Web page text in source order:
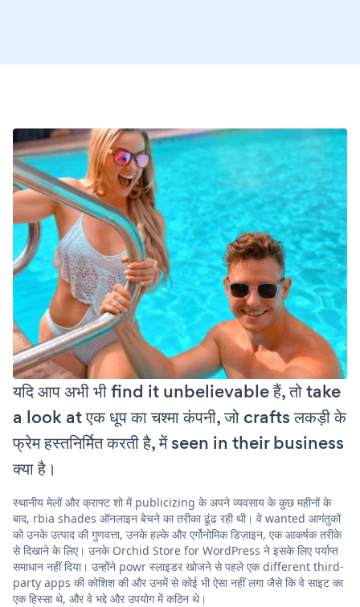
यदि आप अभी भी find it unbelievable हैं, तो take
a look at एक धूप का चश्मा कंपनी, जो crafts लकड़ी के
फ्रेम हस्तनिर्मित करती है, में seen in their business
क्या है।
स्थानीय मेलों और क्राफ्ट शो में publicizing के अपने व्यवसाय के कुछ महीनों के
बाद, rbia shades ऑनलाइन बेचने का तरीका ढूंढ रही थी। वे wanted आगंतुकों
को उनके उत्पाद की गुणवत्ता, उनके हल्के और एर्गोनोमिक डिज़ाइन, एक आकर्षक तरीके
से दिखाने के लिए। उनके Orchid Store for WordPress ने इसके लिए पर्याप्त
समाधान नहीं दिया। उन्होंने powr स्लाइडर खोजने से पहले एक different third-
party apps की कोशिश की और उनमें से कोई भी ऐसा नहीं लगा जैसे कि वे साइट का
एक हिस्सा थे, और वे भद्दे और उपयोग में कठिन थे।